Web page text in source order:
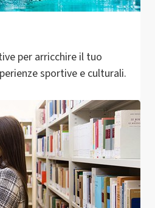
per arricchire il tuo
sportive e culturali.